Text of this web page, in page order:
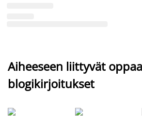
Aiheeseen liittyvät
blogikirjoitukset